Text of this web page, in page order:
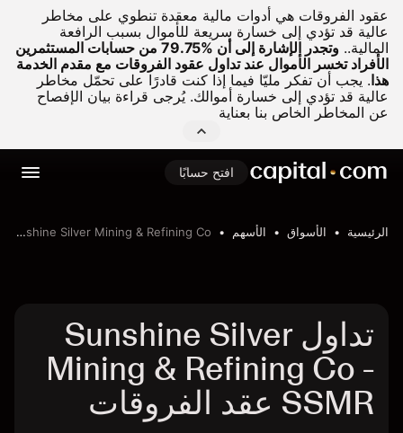
عقود الفروقات هي أدوات مالية معقدة تنطوي على مخاطر
عالية قد تؤدي إلى خسارة سريعة للأموال بسبب الرافعة
المالية..
وتجدر الإشارة إلى أن %79.75 من حسابات المستثمرين
الأفراد تخسر الأموال عند تداول عقود الفروقات مع مقدم الخدمة
هذا. يجب أن تفكر مليّا فيما إذا كنت قادرًا على تحمّل مخاطر
عالية قد تؤدي إلى خسارة أموالك. يُرجى قراءة بيان الإفصاح
عن المخاطر الخاص بنا بعناية
افتح حسابًا
الرئيسية الأسواق الأسهم Sunshine Silver Mining & Refining Co
تداول Sunshine Silver
Mining & Refining Co -
SSMR عقد الفروقات